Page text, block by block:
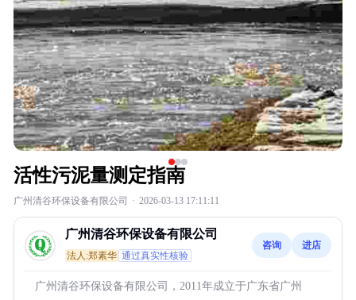
活性污泥量测定指南
广州清谷环保设备有限公司 · 2026-03-13 17:11:11
广州清谷环保设备有限公司
法人:郑素华 通过真实性核验
咨询 进店
广州清谷环保设备有限公司，2011年成立于广东省广州